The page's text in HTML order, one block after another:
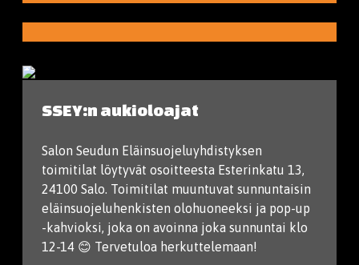
SSEY:n aukioloajat
Salon Seudun Eläinsuojeluyhdistyksen
toimitilat löytyvät osoitteesta Esterinkatu 13,
24100 Salo. Toimitilat muuntuvat sunnuntaisin
eläinsuojeluhenkisten olohuoneeksi ja pop-up
-kahvioksi, joka on avoinna joka sunnuntai klo
12-14 😊 Tervetuloa herkuttelemaan!